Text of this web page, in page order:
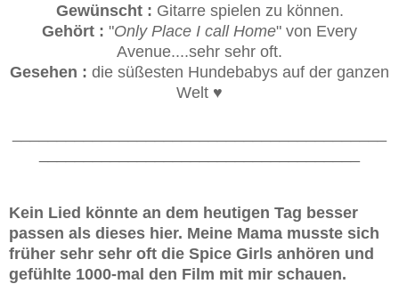
Gewünscht : Gitarre spielen zu können.
Gehört : "Only Place I call Home" von Every
Avenue....sehr sehr oft.
Gesehen : die süßesten Hundebabys auf der ganzen
Welt ♥
Kein Lied könnte an dem heutigen Tag besser
passen als dieses hier. Meine Mama musste sich
früher sehr sehr oft die Spice Girls anhören und
gefühlte 1000-mal den Film mit mir schauen.